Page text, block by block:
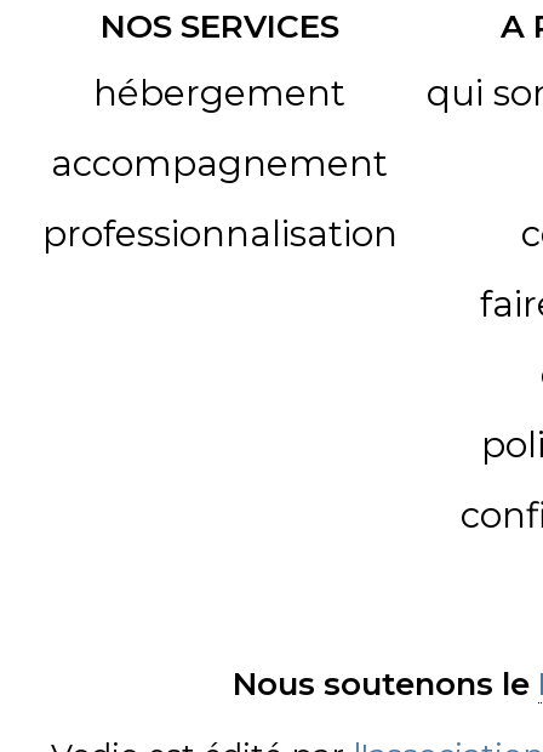
NOS SERVICES
hébergement
accompagnement
professionnalisation
A
qui